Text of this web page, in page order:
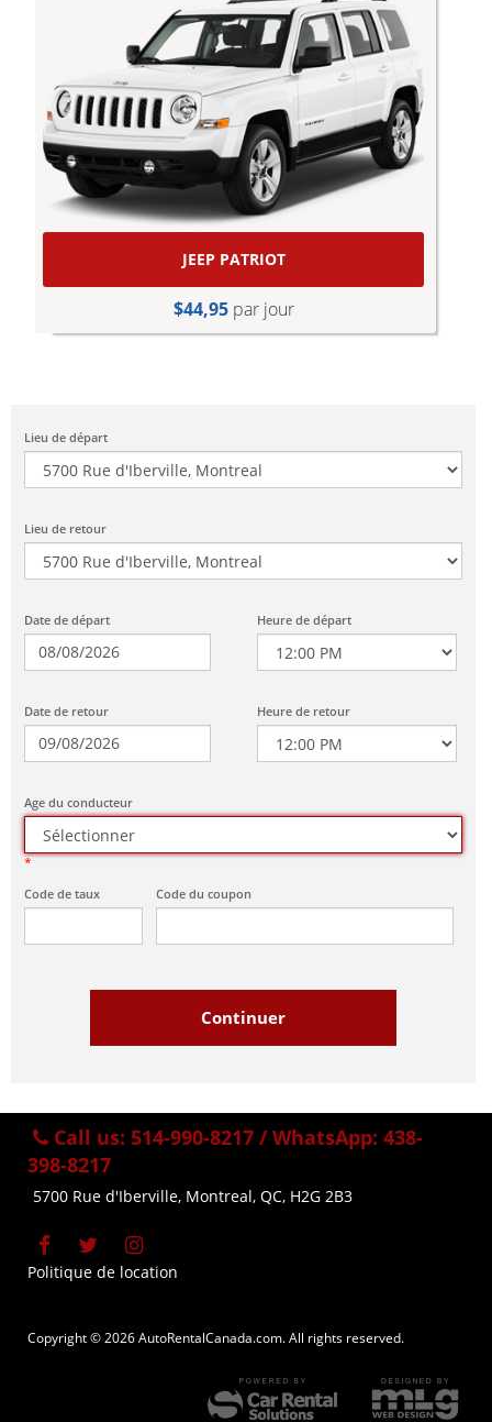
JEEP PATRIOT
$44,95par jour
Lieu de départ
Lieu de retour
Date de départ Heure de départ
Date de retour Heure de retour
Age du conducteur
*
Code de taux Code du coupon
Call us: 514-990-8217 / WhatsApp: 438-
398-8217
5700 Rue d'Iberville, Montreal, QC, H2G 2B3
Politique de location
Copyright © 2026 AutoRentalCanada.com. All rights reserved.